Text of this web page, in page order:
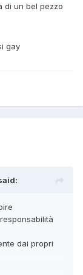
di un bel pezzo
gay
dai propri